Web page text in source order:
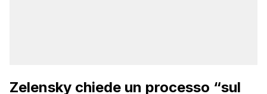
Zelensky chiede un processo “sul